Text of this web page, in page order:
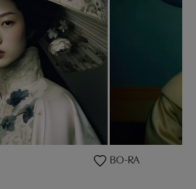
BO-RA